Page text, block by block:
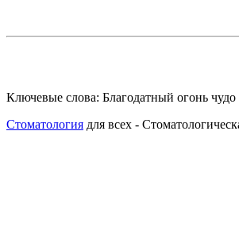
Ключевые слова: Благодатный огонь
Стоматология для всех -